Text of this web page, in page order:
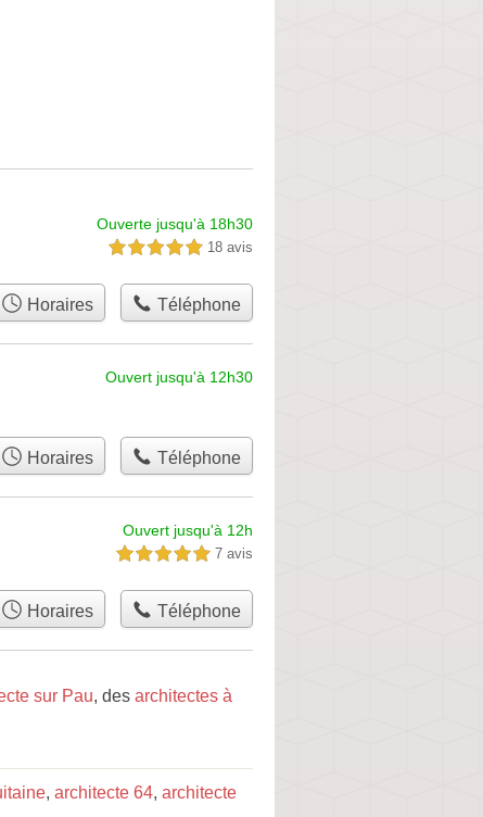
Ouverte jusqu'à 18h30
5,0 étoiles sur 5 18 avis
Horaires Téléphone
Ouvert jusqu'à 12h30
Horaires Téléphone
Ouvert jusqu'à 12h
5,0 étoiles sur 5 7 avis
Horaires Téléphone
sur Pau, des architectes à
, architecte 64, architecte